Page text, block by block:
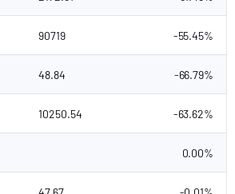
90719 -55.45%
48.84 -66.79%
10250.54 -63.62%
0.00%